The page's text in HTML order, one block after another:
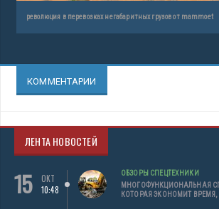
революция в перевозках негабаритных грузов от mammoet
КОММЕНТАРИИ
ЛЕНТА НОВОСТЕЙ
15
ОКТ
10:48
ОБЗОРЫ СПЕЦТЕХНИКИ
МНОГОФУНКЦИОНАЛЬНАЯ
КОТОРАЯ ЭКОНОМИТ ВРЕМЯ,